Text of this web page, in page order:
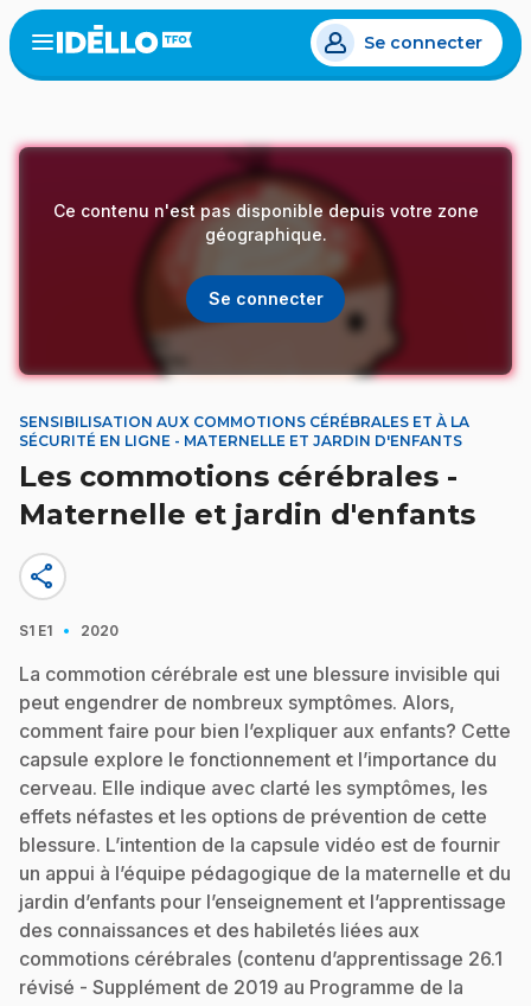
Aller
au
contenu
Open
menu
Se connecter
Ce contenu n'est pas disponible depuis votre zone
géographique.
Se connecter
SENSIBILISATION AUX COMMOTIONS CÉRÉBRALES ET À LA
SÉCURITÉ EN LIGNE - MATERNELLE ET JARDIN D'ENFANTS
Les commotions cérébrales -
Maternelle et jardin d'enfants
share
S1 E1 · 2020
La commotion cérébrale est une blessure invisible qui
peut engendrer de nombreux symptômes. Alors,
comment faire pour bien l’expliquer aux enfants? Cette
capsule explore le fonctionnement et l’importance du
cerveau. Elle indique avec clarté les symptômes, les
effets néfastes et les options de prévention de cette
blessure. L’intention de la capsule vidéo est de fournir
un appui à l’équipe pédagogique de la maternelle et du
jardin d’enfants pour l’enseignement et l’apprentissage
des connaissances et des habiletés liées aux
commotions cérébrales (contenu d’apprentissage 26.1
révisé - Supplément de 2019 au Programme de la